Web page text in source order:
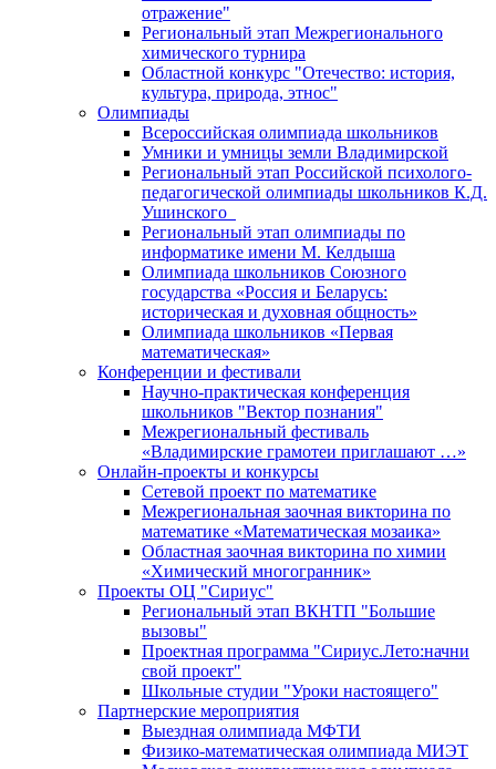
отражение"
Региональный этап Межрегионального
химического турнира
Областной конкурс "Отечество: история,
культура, природа, этнос"
Олимпиады
Всероссийская олимпиада школьников
Умники и умницы земли Владимирской
Региональный этап Российской психолого-
педагогической олимпиады школьников К.Д.
Ушинского
Региональный этап олимпиады по
информатике имени М. Келдыша
Олимпиада школьников Союзного
государства «Россия и Беларусь:
историческая и духовная общность»
Олимпиада школьников «Первая
математическая»
Конференции и фестивали
Научно-практическая конференция
школьников "Вектор познания"
Межрегиональный фестиваль
«Владимирские грамотеи приглашают …»
Онлайн-проекты и конкурсы
Сетевой проект по математике
Межрегиональная заочная викторина по
математике «Математическая мозаика»
Областная заочная викторина по химии
«Химический многогранник»
Проекты ОЦ "Сириус"
Региональный этап ВКНТП "Большие
вызовы"
Проектная программа "Сириус.Лето:начни
свой проект"
Школьные студии "Уроки настоящего"
Партнерские мероприятия
Выездная олимпиада МФТИ
Физико-математическая олимпиада МИЭТ